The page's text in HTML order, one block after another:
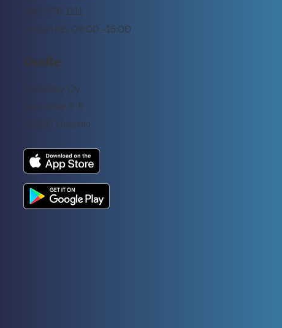
Arkisin klo 09:00 -15:00
045 7731 1111
Osoite
Rockway Oy
Lemuntie 3-5
00510 Helsinki